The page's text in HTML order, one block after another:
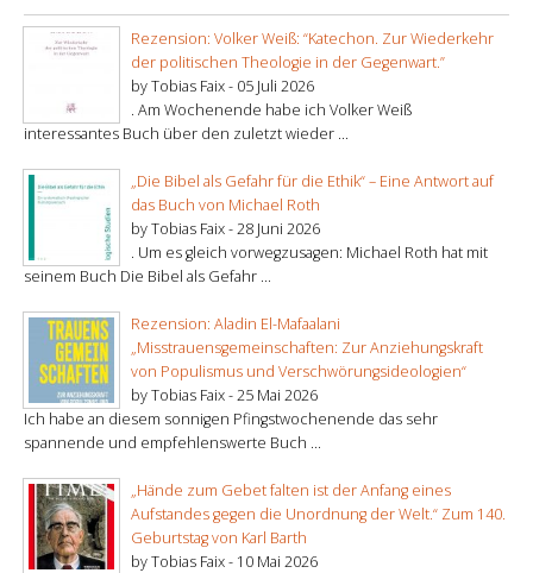
Rezension: Volker Weiß: “Katechon. Zur Wiederkehr
der politischen Theologie in der Gegenwart.”
by Tobias Faix - 05 Juli 2026
. Am Wochenende habe ich Volker Weiß
interessantes Buch über den zuletzt wieder ...
„Die Bibel als Gefahr für die Ethik“ – Eine Antwort auf
das Buch von Michael Roth
by Tobias Faix -28 Juni 2026
. Um es gleich vorwegzusagen: Michael Roth hat mit
seinem Buch Die Bibel als Gefahr ...
Rezension: Aladin El-Mafaalani
„Misstrauensgemeinschaften: Zur Anziehungskraft
von Populismus und Verschwörungsideologien“
by Tobias Faix -25 Mai 2026
Ich habe an diesem sonnigen Pfingstwochenende das sehr
spannende und empfehlenswerte Buch ...
„Hände zum Gebet falten ist der Anfang eines
Aufstandes gegen die Unordnung der Welt.“ Zum 140.
Geburtstag von Karl Barth
by Tobias Faix - 10 Mai 2026